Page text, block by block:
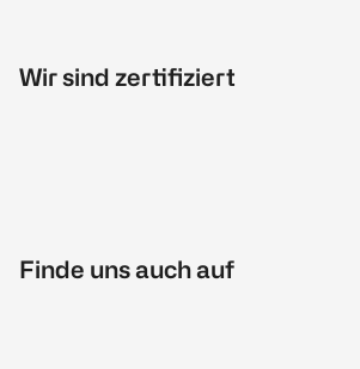
Wir sind zertifiziert
Finde uns auch auf